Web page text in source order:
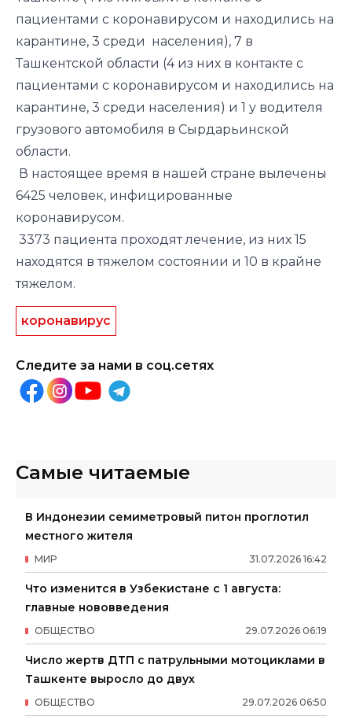
пациентами с коронавирусом и находились на
карантине, 3 среди населения), 7 в
Ташкентской области (4 из них в контакте с
пациентами с коронавирусом и находились на
карантине, 3 среди населения) и 1 у водителя
грузового автомобиля в Сырдарьинской
области.
В настоящее время в нашей стране вылечены
6425 человек, инфицированные
коронавирусом.
3373 пациента проходят лечение, из них 15
находятся в тяжелом состоянии и 10 в крайне
тяжелом.
коронавирус
Следите за нами в соц.сетях
Самые читаемые
В Индонезии семиметровый питон проглотил
местного жителя
31.07.2026 16:42
МИР
Что изменится в Узбекистане с 1 августа:
главные нововведения
29.07.2026 06:19
ОБЩЕСТВО
Число жертв ДТП с патрульными мотоциклами в
Ташкенте выросло до двух
29.07.2026 06:50
ОБЩЕСТВО